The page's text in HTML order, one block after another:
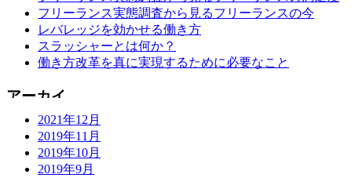
フリーランス実態調査から見るフリーランスの今
レバレッジを効かせる働き方
スラッシャーとは何か？
働き方改革を真に実現するために必要なこと
2021年12月
2019年11月
2019年10月
2019年9月